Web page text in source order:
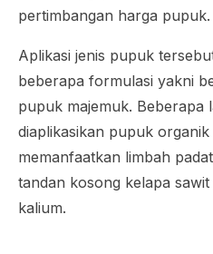
pertimbangan harga pupuk.
Aplikasi jenis pupuk
beberapa formulasi yakni
pupuk majemuk. Beberapa
diaplikasikan pupuk
memanfaatkan limbah
tandan kosong kelapa
kalium.